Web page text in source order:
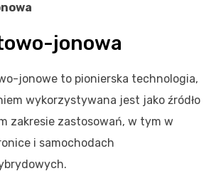
jonowa
jonowe to pionierska technologia,
wykorzystywana jest jako źródło
zakresie zastosowań, w tym w
i samochodach